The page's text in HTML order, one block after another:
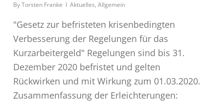
ByTorsten Franke Aktuelles, Allgemein
"Gesetz zur befristeten krisenbedingten
Verbesserung der Regelungen für das
Kurzarbeitergeld" Regelungen sind bis 31.
Dezember 2020 befristet und gelten
Rückwirken und mit Wirkung zum 01.03.2020.
Zusammenfassung der Erleichterungen: